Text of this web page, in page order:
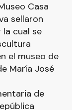
Casa
sellaron
cual se
el museo de
María José
de